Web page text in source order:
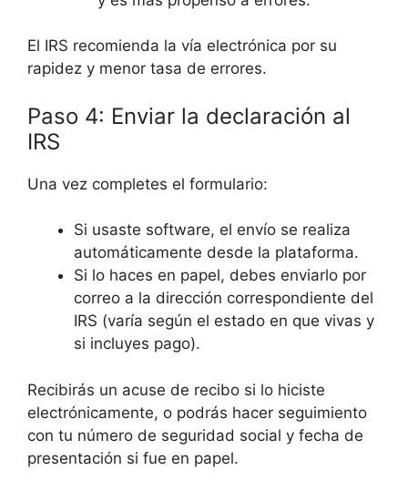
El IRS recomienda la vía electrónica por su
rapidez y menor tasa de errores.
Paso 4: Enviar la declaración al
IRS
Una vez completes el formulario:
Si usaste software, el envío se realiza
automáticamente desde la plataforma.
Si lo haces en papel, debes enviarlo por
correo a la dirección correspondiente del
IRS (varía según el estado en que vivas y
si incluyes pago).
Recibirás un acuse de recibo si lo hiciste
electrónicamente, o podrás hacer seguimiento
con tu número de seguridad social y fecha de
presentación si fue en papel.